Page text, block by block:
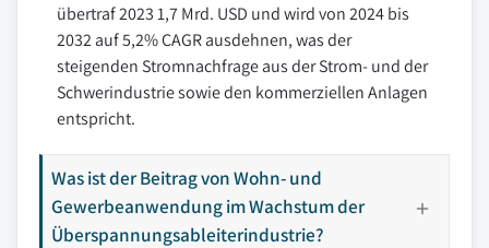
übertraf 2023 1,7 Mrd. USD und wird von 2024 bis
2032 auf 5,2% CAGR ausdehnen, was der
steigenden Stromnachfrage aus der Strom- und der
Schwerindustrie sowie den kommerziellen Anlagen
entspricht.
Was ist der Beitrag von Wohn- und
Gewerbeanwendung im Wachstum der
Überspannungsableiterindustrie?